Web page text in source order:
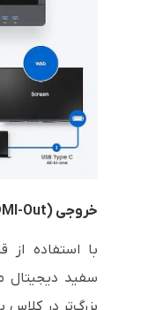
خروجی HDMI (HDMI-Out)
سفید دیجیتال
بزرگ‌تر در کلاس